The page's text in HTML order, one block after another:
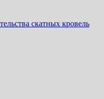
скатных кровель